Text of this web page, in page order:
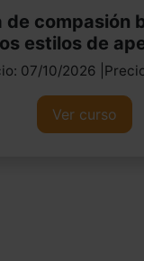
de compasión
estilos de
07/10/2026
Ver curso